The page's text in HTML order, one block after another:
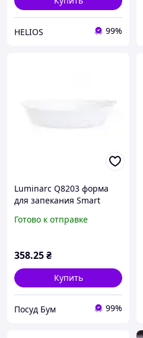
HELIOS 99%
Luminarc Q8203 форма
для запекания Smart
овал
Готово к отправке
358.25₴
Купить
Посуд Бум 99%